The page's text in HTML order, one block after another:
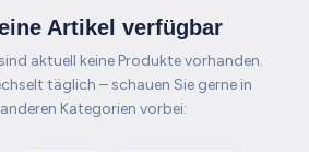
Artikel verfügbar
aktuell keine Produkte vorhanden.
täglich – schauen Sie gerne in
Kategorien vorbei: